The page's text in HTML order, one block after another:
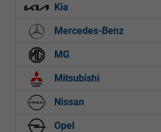
Kia
Mercedes-Benz
MG
Mitsubishi
Nissan
Opel